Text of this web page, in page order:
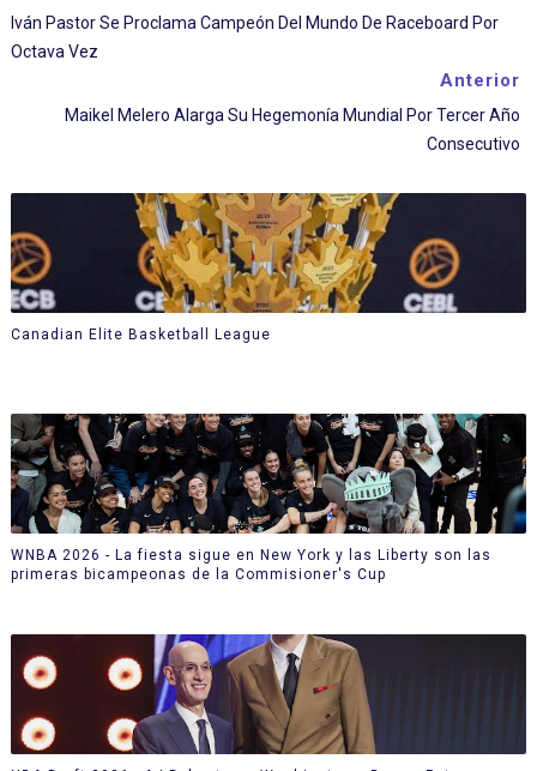
Iván Pastor Se Proclama Campeón Del Mundo De Raceboard Por
Octava Vez
Anterior
Maikel Melero Alarga Su Hegemonía Mundial Por Tercer Año
Consecutivo
Canadian Elite Basketball League
WNBA 2026 - La fiesta sigue en New York y las Liberty son las
primeras bicampeonas de la Commisioner's Cup